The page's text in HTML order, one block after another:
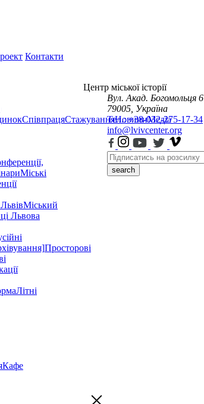
Контакти
СпівпрацяСтажуванняНовиниМедіа
Міські
Міський
Львова
Просторові
Літні
Кафе
Центр міської історії
Вул. Акад. Богомольця 6
79005, Україна
Тел.: +38-032-275-17-34
info@lvivcenter.org
search